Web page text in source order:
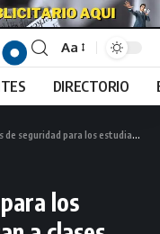
Aa
DIRECTORIO
para los estudiantes que regresan a clases
los